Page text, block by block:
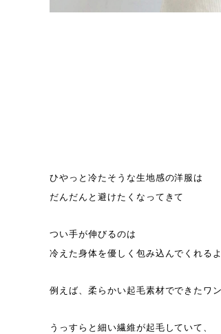
ひやっと冷たそうな生地感の洋服は
だんだんと避けたくなってきて
つい手が伸びるのは
冷えた身体を優しく包み込んでくれる
例えば、柔らかい起毛素材でできたワ
うっすらと細い繊維が起毛していて、